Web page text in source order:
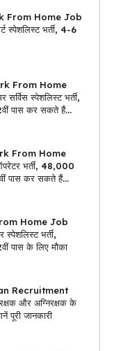
From Home Job
स्पेशलिस्ट भर्ती, 4-6
From Home
स्पेशलिस्ट भर्ती,
पास कर सकते हैं
From Home
भर्ती, ₹48,000
पास कर सकते हैं
Home Job
भर्ती,
पास के लिए मौका
Recruitment
और अग्निरक्षक के
पूरी जानकारी